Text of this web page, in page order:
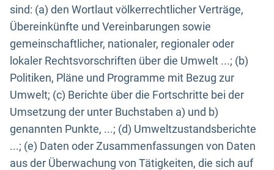
sind: (a) den Wortlaut völkerrechtlicher Verträge,
Übereinkünfte und Vereinbarungen sowie
gemeinschaftlicher, nationaler, regionaler oder
lokaler Rechtsvorschriften über die Umwelt ...; (b)
Politiken, Pläne und Programme mit Bezug zur
Umwelt; (c) Berichte über die Fortschritte bei der
Umsetzung der unter Buchstaben a) und b)
genannten Punkte, ...; (d) Umweltzustandsberichte
...; (e) Daten oder Zusammenfassungen von Daten
aus der Überwachung von Tätigkeiten, die sich auf